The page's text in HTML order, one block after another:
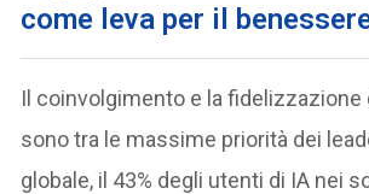
come leva per il
Il coinvolgimento e la fidelizzazione
sono tra le massime priorità dei
globale, il 43% degli utenti di IA nei